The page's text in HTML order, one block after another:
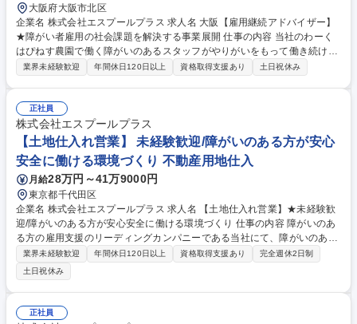
大阪府大阪市北区
企業名 株式会社エスプールプラス 求人名 大阪【雇用継続アドバイザー】
★障がい者雇用の社会課題を解決する事業展開 仕事の内容 当社のわーく
はぴねす農園で働く障がいのあるスタッフがやりがいをもって働き続けら
れるよう、参画企業と連携し、雇用継続のサポートを行うポジションで
ント企業への状況報告や課題改善のサポート （変更の範囲:当社業務全
般） 【キャリアイメージ】まだまだ成長中の当社。手を挙げ、主体的な提
案をしやすいカルチャーのため、自己成長や事業成長を踏まえ、新しいポ
ジションや役職に就くチャンスは無限大です。 募集職種 大阪【雇用継続
アドバイザー】★障がい者雇用の社会課題を解決する事業展開
業界未経験歓迎 年間休日120日以上 資格取得支援あり 土日祝休み
正社員
株式会社エスプールプラス
【土地仕入れ営業】 未経験歓迎/障がいのある方が安心
安全に働ける環境づくり 不動産用地仕入
月給28万円～41万9000円
東京都千代田区
企業名 株式会社エスプールプラス 求人名 【土地仕入れ営業】★未経験歓
迎/障がいのある方が安心安全に働ける環境づくり 仕事の内容 障がいのあ
る方の雇用支援のリーディングカンパニーである当社にて、障がいのある
方が働ける環境を提供するために、不動産会社やオーナーに対して、企業
に提供する農園の土地や物件の仕入れ業務をお任せします。 【詳細】 ■物
件（土地・建物）所有者、仲介との交渉、契約締結■物件抽出及び視察■物
件取得に向けた社内提案■行政窓口での調査及び交渉 ◎はじめはOJTを通
して、マンツーマンで丁寧に教育する体制がございます！ ◎将来的に早い
業界未経験歓迎 年間休日120日以上 資格取得支援あり
完全週休2日制
土日祝休み
正社員